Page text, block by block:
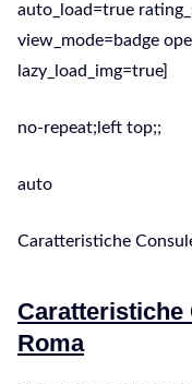
auto_load=true
view_mode=badge
lazy_load_img=true]
no-repeat;left top;;
auto
Caratteristiche
Caratteristiche
Roma